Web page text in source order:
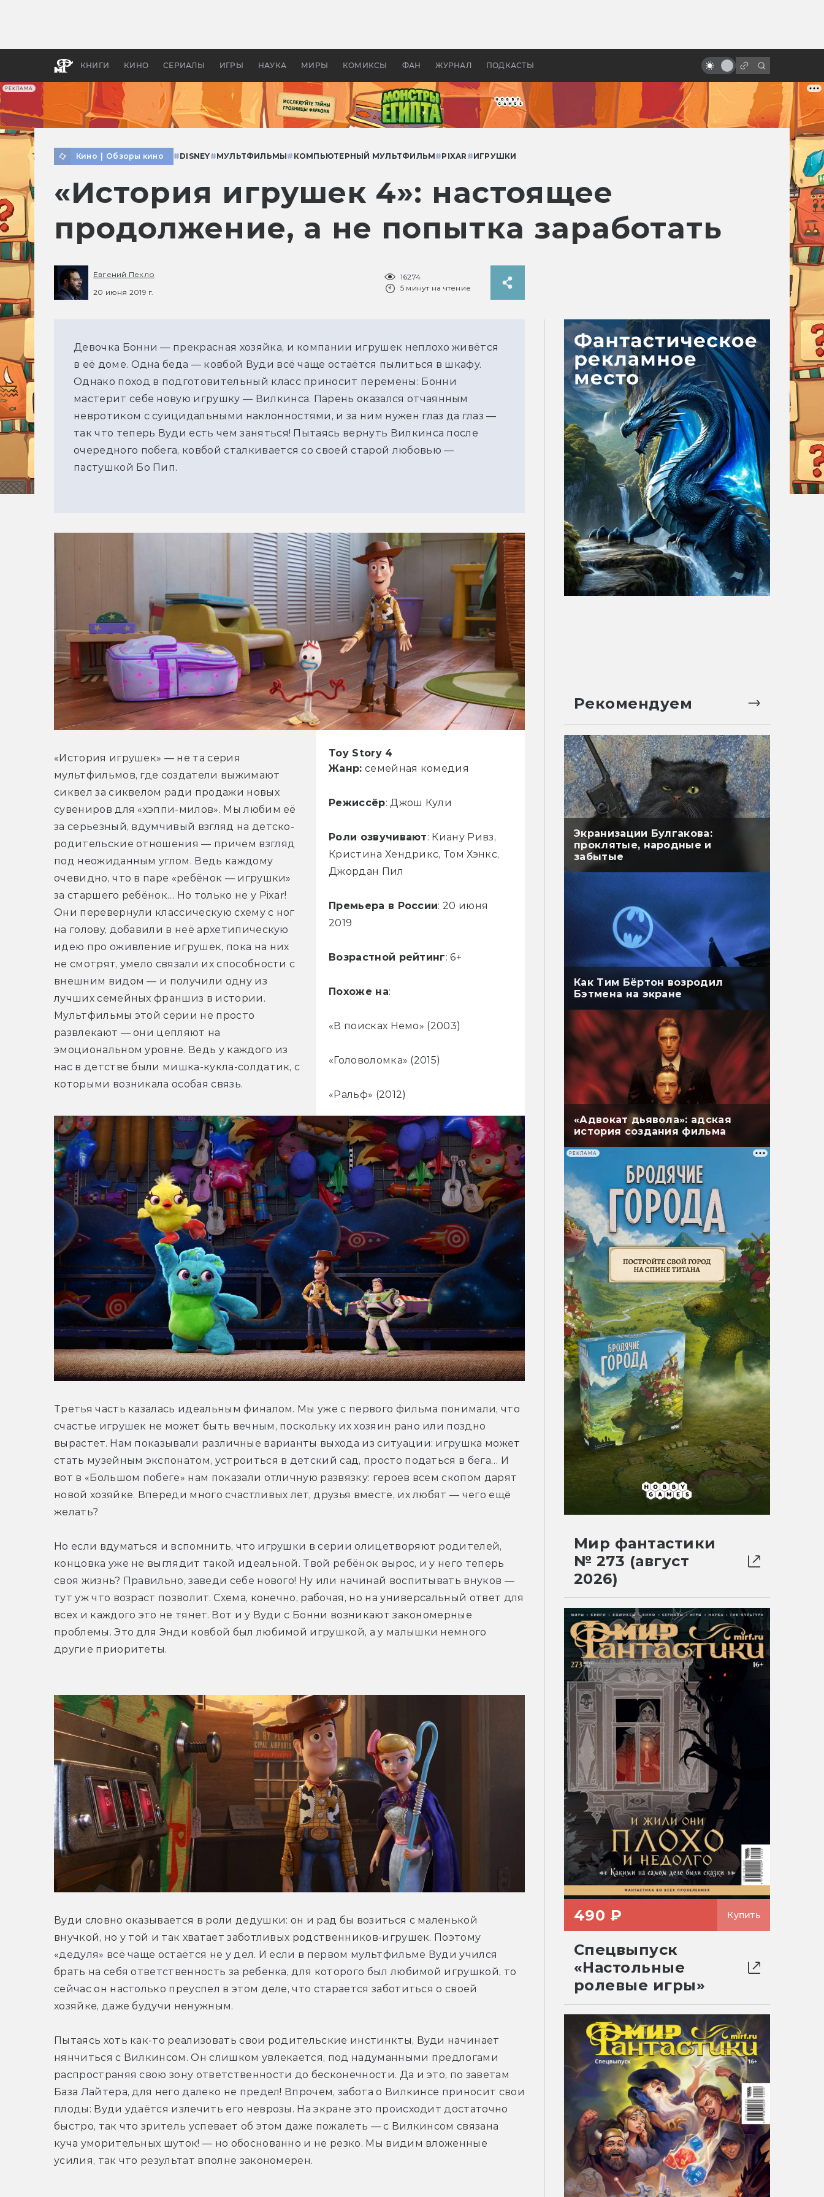
РЕКЛАМА
КНИГИ КИНО СЕРИАЛЫ ИГРЫ НАУКА МИРЫ КОМИКСЫ ФАН ЖУРНАЛ ПОДКАСТЫ
апокалипсис, в России —
бы «Властелина колец»
Ктулху и не только
Кино Обзоры кино #DISNEY#МУЛЬТФИЛЬМЫ# КОМПЬЮТЕРНЫЙ МУЛЬТФИЛЬМ#PIXAR #ИГРУШКИ
«История игрушек 4»: настоящее
продолжение, а не попытка заработать
Евгений Пекло
20 июня 2019 г.
16274
5 минут на чтение
Девочка Бонни — прекрасная хозяйка, и компании игрушек неплохо живётся
в её доме. Одна беда — ковбой Вуди всё чаще остаётся пылиться в шкафу.
Однако поход в подготовительный класс приносит перемены: Бонни
мастерит себе новую игрушку — Вилкинса. Парень оказался отчаянным
невротиком с суицидальными наклонностями, и за ним нужен глаз да глаз —
так что теперь Вуди есть чем заняться! Пытаясь вернуть Вилкинса после
очередного побега, ковбой сталкивается со своей старой любовью —
пастушкой Бо Пип.
Toy Story 4
Жанр: семейная комедия
Режиссёр: Джош Кули
Роли озвучивают: Киану Ривз,
Кристина Хендрикс, Том Хэнкс,
Джордан Пил
Премьера в России: 20 июня
2019
Возрастной рейтинг: 6+
Похоже на:
«В поисках Немо» (2003)
«Головоломка» (2015)
«Ральф» (2012)
«История игрушек» — не та серия
мультфильмов, где создатели выжимают
сиквел за сиквелом ради продажи новых
сувениров для «хэппи-милов». Мы любим её
за серьезный, вдумчивый взгляд на детско-
родительские отношения — причем взгляд
под неожиданным углом. Ведь каждому
очевидно, что в паре «ребёнок — игрушки»
за старшего ребёнок… Но только не у Pixar!
Они перевернули классическую схему с ног
на голову, добавили в неё архетипическую
идею про оживление игрушек, пока на них
не смотрят, умело связали их способности с
внешним видом — и получили одну из
лучших семейных франшиз в истории.
Мультфильмы этой серии не просто
развлекают — они цепляют на
эмоциональном уровне. Ведь у каждого из
нас в детстве были мишка-кукла-солдатик, с
которыми возникала особая связь.
Третья часть казалась идеальным финалом. Мы уже с первого фильма понимали, что
счастье игрушек не может быть вечным, поскольку их хозяин рано или поздно
вырастет. Нам показывали различные варианты выхода из ситуации: игрушка может
стать музейным экспонатом, устроиться в детский сад, просто податься в бега… И
вот в «Большом побеге» нам показали отличную развязку: героев всем скопом дарят
новой хозяйке. Впереди много счастливых лет, друзья вместе, их любят — чего ещё
желать?
Но если вдуматься и вспомнить, что игрушки в серии олицетворяют родителей,
концовка уже не выглядит такой идеальной. Твой ребёнок вырос, и у него теперь
своя жизнь? Правильно, заведи себе нового! Ну или начинай воспитывать внуков —
тут уж что возраст позволит. Схема, конечно, рабочая, но на универсальный ответ для
всех и каждого это не тянет. Вот и у Вуди с Бонни возникают закономерные
проблемы. Это для Энди ковбой был любимой игрушкой, а у малышки немного
другие приоритеты.
Вуди словно оказывается в роли дедушки: он и рад бы возиться с маленькой
внучкой, но у той и так хватает заботливых родственников-игрушек. Поэтому
«дедуля» всё чаще остаётся не у дел. И если в первом мультфильме Вуди учился
брать на себя ответственность за ребёнка, для которого был любимой игрушкой, то
сейчас он настолько преуспел в этом деле, что старается заботиться о своей
хозяйке, даже будучи ненужным.
Пытаясь хоть как-то реализовать свои родительские инстинкты, Вуди начинает
нянчиться с Вилкинсом. Он слишком увлекается, под надуманными предлогами
распространяя свою зону ответственности до бесконечности. Да и это, по заветам
База Лайтера, для него далеко не предел! Впрочем, забота о Вилкинсе приносит свои
плоды: Вуди удаётся излечить его неврозы. На экране это происходит достаточно
быстро, так что зритель успевает об этом даже пожалеть — с Вилкинсом связана
куча уморительных шуток! — но обоснованно и не резко. Мы видим вложенные
усилия, так что результат вполне закономерен.
Рекомендуем
Экранизации Булгакова:
проклятые, народные и
забытые
Как Тим Бёртон возродил
Бэтмена на экране
«Адвокат дьявола»: адская
история создания фильма
РЕКЛАМА
Мир фантастики
№ 273 (август
2026)
490 ₽ Купить
Спецвыпуск
«Настольные
ролевые игры»